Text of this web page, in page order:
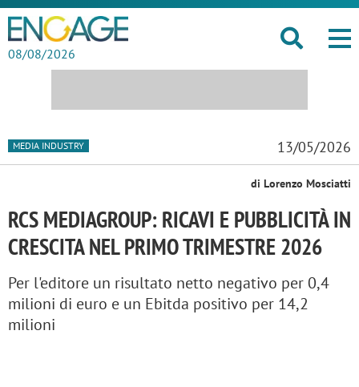
08/08/2026
MEDIA INDUSTRY 13/05/2026
di Lorenzo Mosciatti
RCS MEDIAGROUP: RICAVI E PUBBLICITÀ IN
CRESCITA NEL PRIMO TRIMESTRE 2026
Per l'editore un risultato netto negativo per 0,4
milioni di euro e un Ebitda positivo per 14,2
milioni